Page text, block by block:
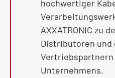
hochwertiger
AXXATRONIC zu
Distributoren und
Vertriebspartnern
Unternehmens.